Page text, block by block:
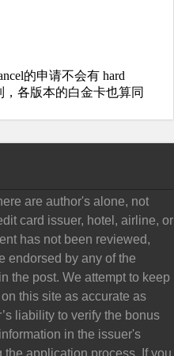
are author's alone, not
card issuer, hotel, airline, or
has not been reviewed,
endorsed by any of the
the post. We attempt to keep
this site as accurate as
liability to verify the bonus
in the issuer's
application process. If you